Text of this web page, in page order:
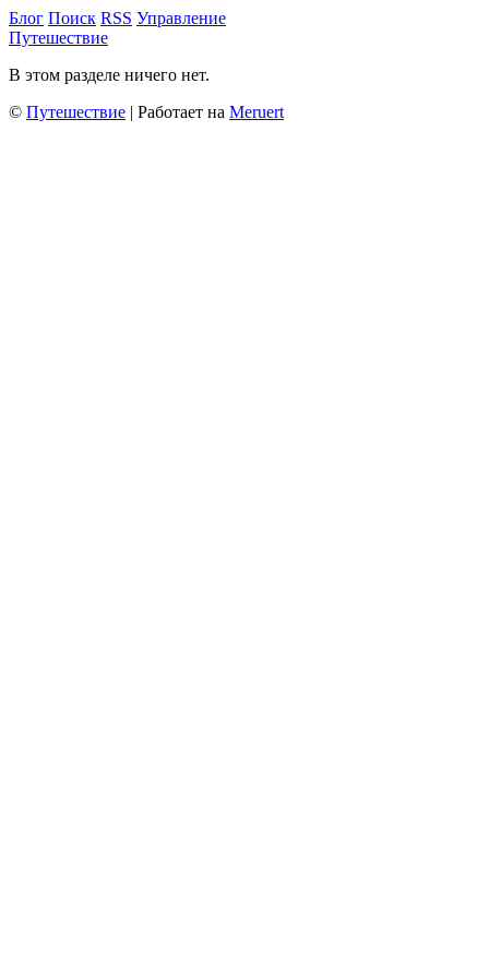
Блог Поиск RSS Управление
Путешествие
В этом разделе ничего нет.
© Путешествие | Работает на Meruert